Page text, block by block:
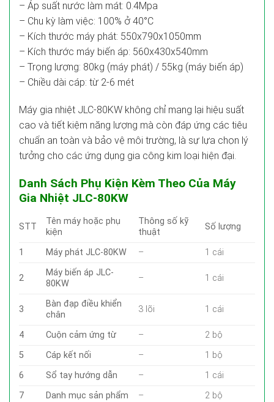
– Áp suất nước làm mát: 0.4Mpa
– Chu kỳ làm việc: 100% ở 40°C
– Kích thước máy phát: 550x790x1050mm
– Kích thước máy biến áp: 560x430x540mm
– Trọng lượng: 80kg (máy phát) / 55kg (máy biến áp)
– Chiều dài cáp: từ 2-6 mét
Máy gia nhiệt JLC-80KW không chỉ mang lại hiệu suất
cao và tiết kiệm năng lượng mà còn đáp ứng các tiêu
chuẩn an toàn và bảo vệ môi trường, là sự lựa chọn lý
tưởng cho các ứng dụng gia công kim loại hiện đại.
Danh Sách Phụ Kiện Kèm Theo Của Máy
Gia Nhiệt JLC-80KW
STT
Tên máy hoặc phụ
kiện
Thông số kỹ
thuật
Số lượng
1 Máy phát JLC-80KW – 1 cái
2
Máy biến áp JLC-
80KW
– 1 cái
3
Bàn đạpđiều khiển
chân
3 lõi 1 cái
4 Cuộn cảm ứng từ –
2 bộ
5
Cáp kết nối –
1 bộ
6
Sổ tay hướng dẫn –
1 cái
7
Danh mục sản phẩm – 2 bộ